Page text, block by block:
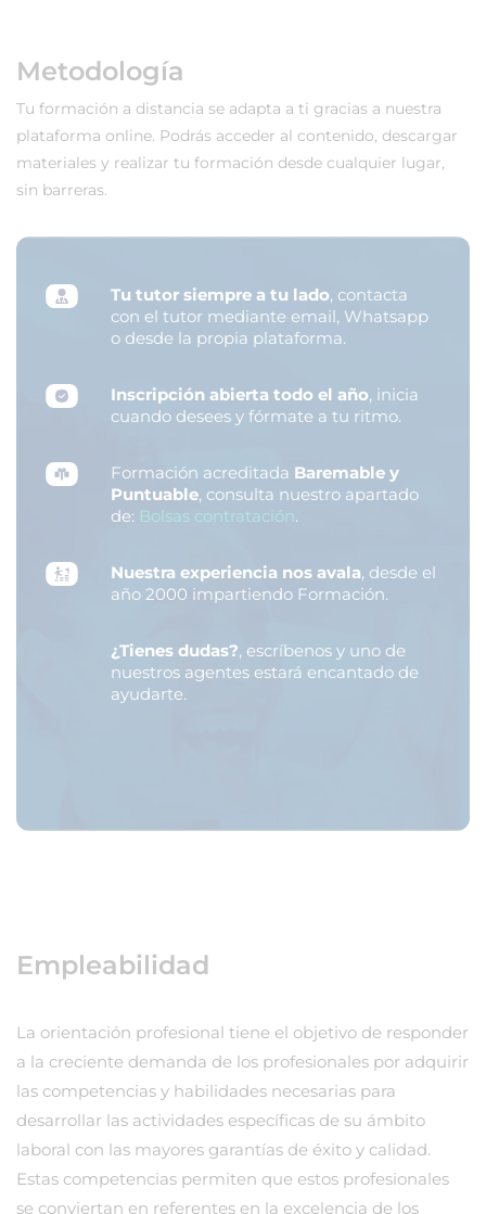
Metodología
Tu formación a distancia se adapta a ti gracias a nuestra
plataforma online. Podrás acceder al contenido, descargar
materiales y realizar tu formación desde cualquier lugar,
sin barreras.
Tu tutor siempre a tu lado, contacta
con el tutor mediante email, Whatsapp
o desde la propia plataforma.
Inscripción abierta todo el año, inicia
cuando desees y fórmate a tu ritmo.
Formación acreditada Baremable y
Puntuable, consulta nuestro apartado
de: Bolsas contratación.
Nuestra experiencia nos avala, desde el
año 2000 impartiendo Formación.
¿Tienes dudas?, escríbenos y uno de
nuestros agentes estará encantado de
ayudarte.
Empleabilidad
La orientación profesional tiene el objetivo de responder
a la creciente demanda de los profesionales por adquirir
las competencias y habilidades necesarias para
desarrollar las actividades específicas de su ámbito
laboral con las mayores garantías de éxito y calidad.
Estas competencias permiten que estos profesionales
se conviertan en referentes en la excelencia de los